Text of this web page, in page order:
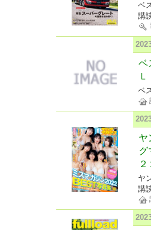
ベ
講
ベ
Ｌ
ベ
ヤ
グ
ヤ
講